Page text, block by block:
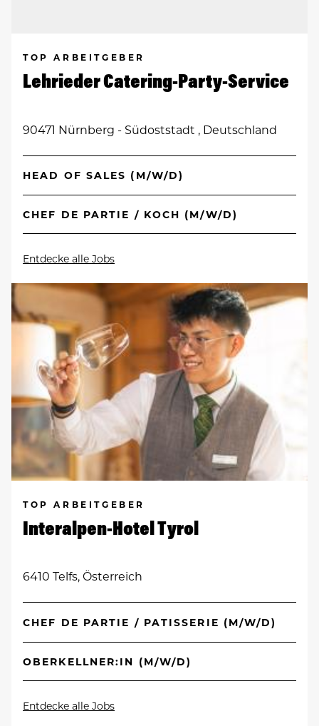
TOP ARBEITGEBER
Lehrieder Catering-Party-Service
90471 Nürnberg - Südoststadt , Deutschland
HEAD OF SALES (M/W/D)
CHEF DE PARTIE / KOCH (M/W/D)
Entdecke alle Jobs
TOP ARBEITGEBER
Interalpen-Hotel Tyrol
6410 Telfs, Österreich
CHEF DE PARTIE / PATISSERIE (M/W/D)
OBERKELLNER:IN (M/W/D)
Entdecke alle Jobs